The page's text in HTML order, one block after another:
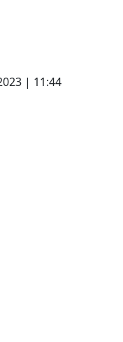
| 11:44